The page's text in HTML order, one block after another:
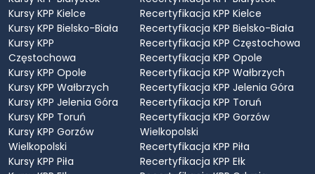
Kursy KPP Kielce
Kursy KPP Bielsko-Biała
Kursy KPP
Częstochowa
Kursy KPP Opole
Kursy KPP Wałbrzych
Kursy KPP Jelenia Góra
Kursy KPP Toruń
Kursy KPP Gorzów
Wielkopolski
Kursy KPP Piła
Recertyfikacja KPP Kielce
Recertyfikacja KPP Bielsko-Biała
Recertyfikacja KPP Częstochowa
Recertyfikacja KPP Opole
Recertyfikacja KPP Wałbrzych
Recertyfikacja KPP Jelenia Góra
Recertyfikacja KPP Toruń
Recertyfikacja KPP Gorzów
Wielkopolski
Recertyfikacja KPP Piła
Recertyfikacja KPP Ełk